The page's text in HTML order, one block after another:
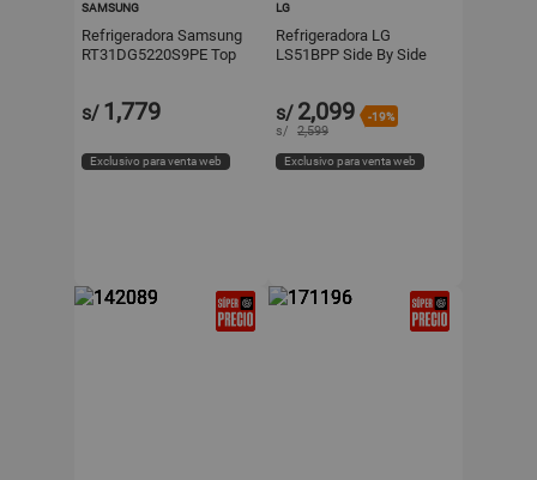
SAMSUNG
Refrigeradora Samsung
RT31DG5220S9PE Top
s/ 1,779
Exclusivo para venta web
LG
Refrigeradora LG
LS51BPP Side By Side
s/ 2,099 -19%
s/ 2,599
Exclusivo para venta web